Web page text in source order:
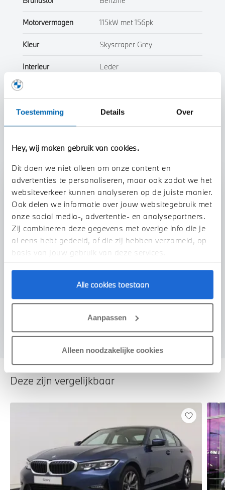
Toestemming Details Over
Hey, wij maken gebruik van cookies.
Dit doen we niet alleen om onze content en
advertenties te personaliseren, maar ook zodat we het
websiteverkeer kunnen analyseren op de juiste manier.
Ook delen we informatie over jouw websitegebruik met
onze social media-, advertentie- en analysepartners.
Zij combineren deze gegevens met overige info die je
al eens hebt gedeeld, of die zij hebben verzameld, op
basis van jouw gebruik van deze services.
Alle cookies toestaan
Aanpassen
Alleen noodzakelijke cookies
Stap 1 van 3
Uw auto inruilen?
Voorstel aanvragen
Motorvermogen 115kW met 156pk
Kleur Skyscraper Grey
Interieur Leder
Btw/Marge
Toon alle eigenschappen
Deze zijn vergelijkbaar